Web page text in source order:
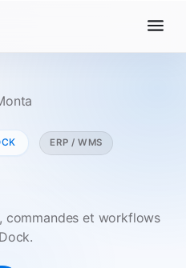
ERP / WMS
commandes et workflows